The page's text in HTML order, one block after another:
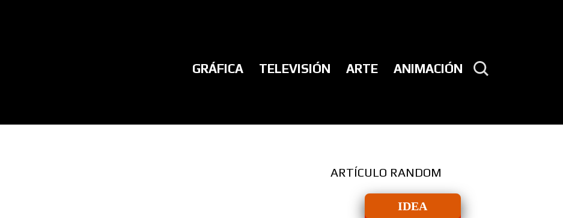
GRÁFICA TELEVISIÓN ARTE ANIMACIÓN
ARTÍCULO RANDOM
IDEA